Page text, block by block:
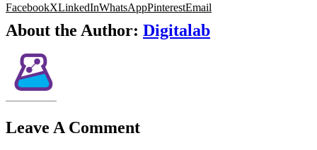
FacebookXLinkedInWhatsAppPinterestEmail
About the Author: Digitalab
Leave A Comment